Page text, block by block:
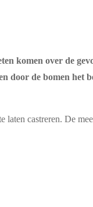
komen over de
door de bomen
castreren. De